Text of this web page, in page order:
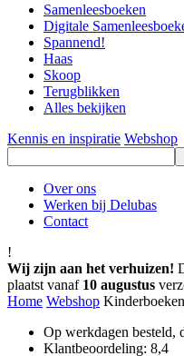
Samenleesboeken
Digitale
Spannend!
Haas
Skoop
Terugblikken
Alles bekijken
Kennis en inspiratie Webshop
Over ons
Werken bij Delubas
Contact
!
Wij zijn aan het verhuizen!
plaatst vanaf 10 augustus
Home Webshop Kinderboeken
Op werkdagen besteld,
Klantbeoordeling: 8,4